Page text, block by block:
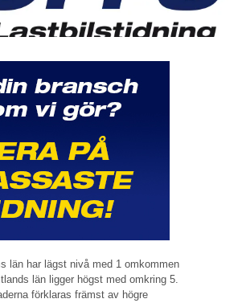
län har lägst nivå med 1 omkommen
län ligger högst med omkring 5.
förklaras främst av högre